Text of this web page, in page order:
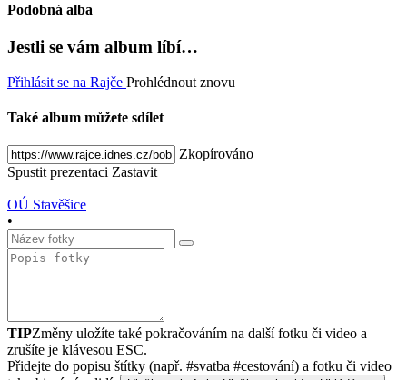
Podobná alba
Jestli se vám album líbí…
Přihlásit se na Rajče Prohlédnout znovu
Také album můžete sdílet
Zkopírováno
Spustit prezentaci Zastavit
OÚ Stavěšice
•
TIPZměny uložíte také pokračováním na další fotku či video a
zrušíte je klávesou ESC.
Přidejte do popisu štítky (např. #svatba #cestování) a fotku či video